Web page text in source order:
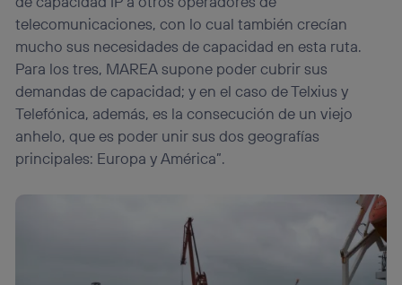
telecomunicaciones, con lo cual también crecían
mucho sus necesidades de capacidad en esta ruta.
Para los tres, MAREA supone poder cubrir sus
demandas de capacidad; y en el caso de Telxius y
Telefónica, además, es la consecución de un viejo
anhelo, que es poder unir sus dos geografías
principales: Europa y América”.